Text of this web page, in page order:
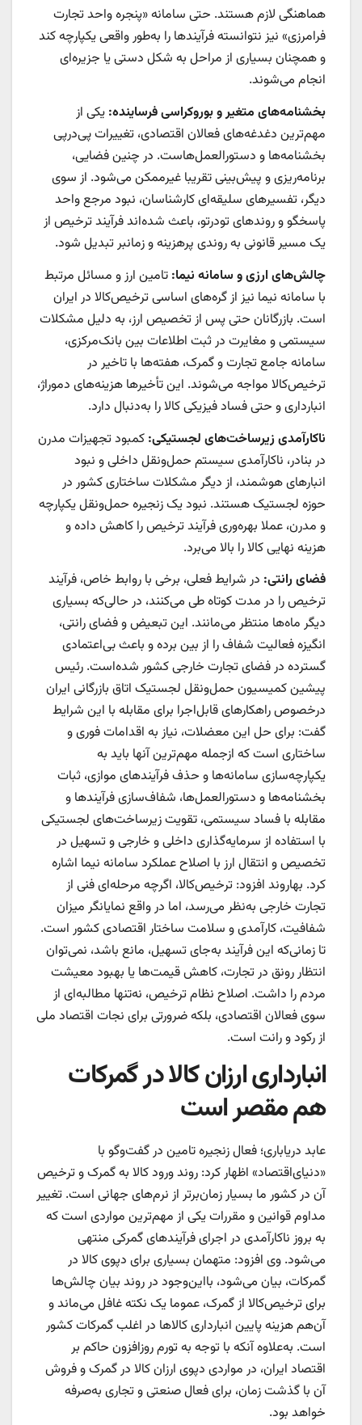
هماهنگی لازم هستند. حتی سامانه «پنجره واحد تجارت
فرامرزی» نیز نتوانسته فرآیندها را به‌‌‌‌‌طور واقعی یکپارچه کند
و همچنان بسیاری از مراحل به شکل دستی یا جزیره‌‌‌‌‌ای
انجام می‌شوند.
بخشنامه‌‌‌‌‌های متغیر و بوروکراسی فرساینده: یکی از
مهم‌ترین دغدغه‌‌‌‌‌های فعالان اقتصادی، تغییرات پی‌‌‌‌‌درپی
بخشنامه‌‌‌‌‌ها و دستورالعمل‌هاست. در چنین فضایی،
برنامه‌‌‌‌‌ریزی و پیش‌بینی تقریبا غیرممکن می‌شود. از سوی
دیگر، تفسیرهای سلیقه‌‌‌‌‌ای کارشناسان، نبود مرجع واحد
پاسخگو و روندهای تودرتو، باعث شده‌اند فرآیند ترخیص از
یک مسیر قانونی به روندی پرهزینه و زمانبر تبدیل شود.
چالش‌های ارزی و سامانه نیما: تامین ارز و مسائل مرتبط
با سامانه نیما نیز از گره‌های اساسی ترخیص‌کالا در ایران
است. بازرگانان حتی پس از تخصیص ارز، به دلیل مشکلات
سیستمی و مغایرت در ثبت اطلاعات بین بانک‌مرکزی،
سامانه جامع تجارت و گمرک، هفته‌ها با تاخیر در
ترخیص‌کالا مواجه می‌شوند. این تأخیرها هزینه‌های دموراژ،
انبارداری و حتی فساد فیزیکی کالا را به‌دنبال دارد.
ناکارآمدی زیرساخت‌های لجستیکی: کمبود تجهیزات مدرن
در بنادر، ناکارآمدی سیستم حمل‌ونقل داخلی و نبود
انبارهای هوشمند، از دیگر مشکلات ساختاری کشور در
حوزه لجستیک هستند. نبود یک زنجیره حمل‌ونقل یکپارچه
و مدرن، عملا بهره‌‌‌‌‌وری فرآیند ترخیص را کاهش داده و
هزینه نهایی کالا را بالا می‌برد.
فضای رانتی: در شرایط فعلی، برخی با روابط خاص، فرآیند
ترخیص را در مدت کوتاه طی می‌کنند، در حالی‌که بسیاری
دیگر ماه‌ها منتظر می‌‌‌‌‌مانند. این تبعیض و فضای رانتی،
انگیزه فعالیت شفاف را از بین برده و باعث بی‌‌‌‌‌اعتمادی
گسترده در فضای تجارت خارجی کشور شده‌است. رئیس
پیشین کمیسیون حمل‌ونقل لجستیک اتاق بازرگانی ایران
درخصوص راهکارهای قابل‌اجرا برای مقابله با این شرایط
گفت: برای حل این معضلات، نیاز به اقدامات فوری و
ساختاری است که ازجمله مهم‌ترین آنها باید به
یکپارچه‌سازی سامانه‌‌‌‌‌ها و حذف فرآیندهای موازی، ثبات
بخشنامه‌‌‌‌‌ها و دستورالعمل‌ها، شفاف‌سازی فرآیندها و
مقابله با فساد سیستمی، تقویت زیرساخت‌های لجستیکی
با استفاده از سرمایه‌گذاری داخلی و خارجی و تسهیل در
تخصیص و انتقال ارز با اصلاح عملکرد سامانه نیما اشاره
کرد. بهاروند افزود: ترخیص‌کالا، اگرچه مرحله‌‌‌‌‌ای فنی از
تجارت خارجی به‌نظر می‌رسد، اما در واقع نمایانگر میزان
شفافیت، کارآمدی و سلامت ساختار اقتصادی کشور است.
تا زمانی‌که این فرآیند به‌جای تسهیل، مانع باشد، نمی‌توان
انتظار رونق در تجارت، کاهش قیمت‌ها یا بهبود معیشت
مردم را داشت. اصلاح نظام ترخیص، نه‌تنها مطالبه‌‌‌‌‌ای از
سوی فعالان اقتصادی، بلکه ضرورتی برای نجات اقتصاد ملی
از رکود و رانت است.
انبارداری ارزان کالا در گمرکات
هم مقصر است
عابد دریاباری؛ فعال زنجیره تامین در گفت‌وگو با
«دنیای‌اقتصاد» اظهار کرد: روند ورود کالا به گمرک و ترخیص
آن در کشور ما بسیار زمان‌‌‌‌‌برتر از نرم‌‌‌‌‌های جهانی است. تغییر
مداوم قوانین و مقررات یکی از مهم‌ترین مواردی است که
به بروز ناکارآمدی در اجرای فرآیندهای گمرکی منتهی
می‌شود. وی افزود: متهمان بسیاری برای دپوی کالا در
گمرکات، بیان می‌شود، بااین‌‌‌‌‌وجود در روند بیان چالش‌ها
برای ترخیص‌کالا از گمرک، عموما یک نکته غافل می‌ماند و
آن‌‌‌‌‌هم هزینه پایین انبارداری کالاها در اغلب گمرکات کشور
است. به‌علاوه آنکه با توجه به تورم روزافزون حاکم بر
اقتصاد ایران، در مواردی دپوی ارزان کالا در گمرک و فروش
آن با گذشت زمان، برای فعال صنعتی و تجاری به‌‌‌‌‌صرفه
خواهد بود.